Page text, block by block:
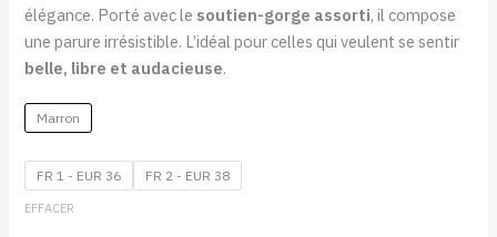
élégance. Porté avec le soutien-gorge assorti, il compose
une parure irrésistible. L’idéal pour celles qui veulent se sentir
belle, libre et audacieuse.
Marron
FR 1 - EUR 36 FR 2 - EUR 38
EFFACER